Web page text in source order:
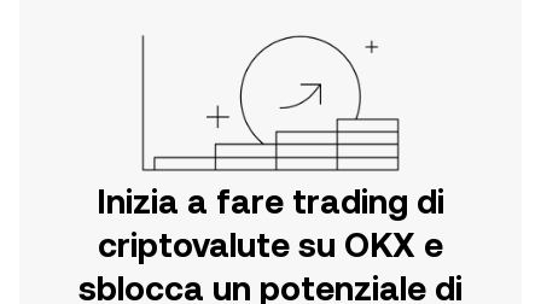
Inizia a fare trading di
criptovalute su OKX e
sblocca un potenziale di